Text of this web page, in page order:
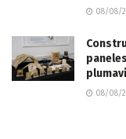
08/08/
08/08/